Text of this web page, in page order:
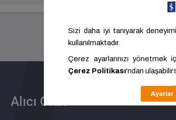
Alıcı Olun